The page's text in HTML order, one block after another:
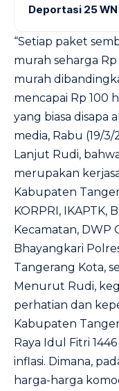
Deportasi 25
“Setiap paket
murah seharga
murah
mencapai Rp 100
yang biasa disapa
media, Rabu (19/3/
Lanjut Rudi,
merupakan
Kabupaten
KORPRI, IKAPTK,
Kecamatan, DWP
Bhayangkari
Tangerang Kota,
Menurut Rudi,
perhatian dan
Kabupaten
Raya Idul Fitri
inflasi. Dimana,
harga-harga